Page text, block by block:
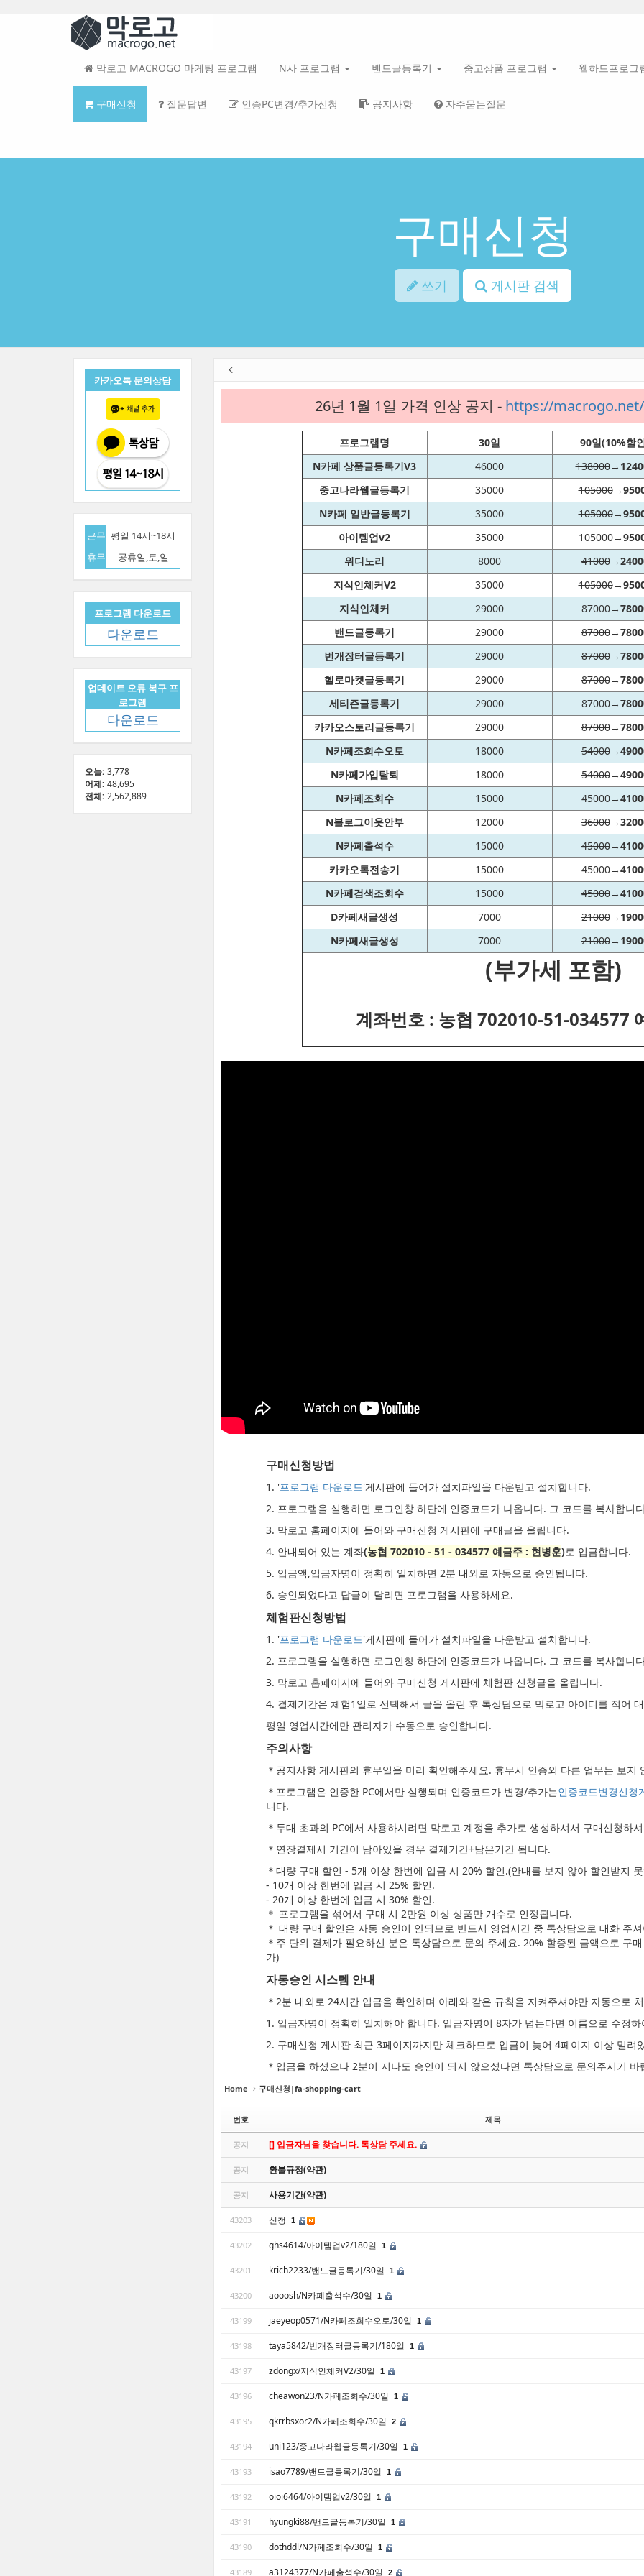
메
뉴
토
막로고 MACROGO 마케팅 프로그램 N사 프로그램 밴드글등록기 중고상품 프로그램 웹하드프로그
구매신청 질문답변 인증PC변경/추가신청 공지사항 자주묻는질문
구매신청
쓰기 게시판 검색
26년 1월 1일 가격 인상 공지 - https://
프로그램명 30일
90일(10%할
N카페 상품글등록기V3
46000 138000→
중고나라웹글등록기
35000 105000→
N카페 일반글등록기
35000 105000→
아이템업v2
35000 105000→
위디노리
8000 41000→
지식인체커V2
35000 105000→
지식인체커
29000 87000→
밴드글등록기
29000 87000→
번개장터글등록기
29000 87000→
헬로마켓글등록기
29000 87000→
세티즌글등록기
29000 87000→
카카오스토리글등록기
29000 87000→
N카페조회수오토
18000 54000→
N카페가입탈퇴
18000 54000→
N카페조회수
15000 45000→
N블로그이웃안부
12000 36000→
N카페출석수
15000 45000→
카카오톡전송기
15000 45000→
N카페검색조회수
15000 45000→
D카페새글생성
7000 21000→
N카페새글생성
7000 21000→
(부가세 포함)
계좌번호 : 농협 702010-51-034577
구매신청방법
1. '프로그램 다운로드'게시판에 들어가 설치파일을 다운받고 설치합니다.
2. 프로그램을 실행하면 로그인창 하단에 인증코드가 나옵니다. 그 코드를 복사합니
3. 막로고 홈페이지에 들어와 구매신청 게시판에 구매글을 올립니다.
4. 안내되어 있는 계좌(농협 702010 - 51 - 034577 예금주 : 현병훈)로 입금합니다.
5. 입금액,입금자명이 정확히 일치하면 2분 내외로 자동으로 승인됩니다.
6. 승인되었다고 답글이 달리면 프로그램을 사용하세요.
체험판신청방법
1. '프로그램 다운로드'게시판에 들어가 설치파일을 다운받고 설치합니다.
2. 프로그램을 실행하면 로그인창 하단에 인증코드가 나옵니다. 그 코드를 복사합니
3. 막로고 홈페이지에 들어와 구매신청 게시판에 체험판 신청글을 올립니다.
4. 결제기간은 체험1일로 선택해서 글을 올린 후 톡상담으로 막로고 아이디를 적어
평일 영업시간에만 관리자가 수동으로 승인합니다.
주의사항
＊공지사항 게시판의 휴무일을 미리 확인해주세요. 휴무시 인증외 다른 업무는 보지
＊프로그램은 인증한 PC에서만 실행되며 인증코드가 변경/추가는인증코드변경신청
니다.
＊두대 초과의 PC에서 사용하시려면 막로고 계정을 추가로 생성하셔서 구매신청하
＊연장결제시 기간이 남아있을 경우 결제기간+남은기간 됩니다.
＊대량 구매 할인 - 5개 이상 한번에 입금 시 20% 할인.(안내를 보지 않아 할인받지
- 10개 이상 한번에 입금 시 25% 할인.
- 20개 이상 한번에 입금 시 30% 할인.
＊ 프로그램을 섞어서 구매 시 2만원 이상 상품만 개수로 인정됩니다.
＊ 대량 구매 할인은 자동 승인이 안되므로 반드시 영업시간 중 톡상담으로 대화 주
＊주 단위 결제가 필요하신 분은 톡상담으로 문의 주세요. 20% 할증된 금액으로 구
가)
자동승인 시스템 안내
＊2분 내외로 24시간 입금을 확인하며 아래와 같은 규칙을 지켜주셔야만 자동으로
1. 입금자명이 정확히 일치해야 합니다. 입금자명이 8자가 넘는다면 이름으로 수정
2. 구매신청 게시판 최근 3페이지까지만 체크하므로 입금이 늦어 4페이지 이상 밀려
＊입금을 하셨으나 2분이 지나도 승인이 되지 않으셨다면 톡상담으로 문의주시기
Home 구매신청|fa-shopping-cart
번호 제목
공지 [] 입금자님을 찾습니다. 톡상담 주세요.
공지 환불규정(약관)
공지 사용기간(약관)
43203 신청 1
43202 ghs4614/아이템업v2/180일 1
43201 krich2233/밴드글등록기/30일 1
43200 aooosh/N카페출석수/30일 1
43199 jaeyeop0571/N카페조회수오토/30일 1
43198 taya5842/번개장터글등록기/180일 1
43197 zdongx/지식인체커V2/30일 1
43196 cheawon23/N카페조회수/30일 1
43195 qkrrbsxor2/N카페조회수/30일 2
43194 uni123/중고나라웹글등록기/30일 1
43193 isao7789/밴드글등록기/30일 1
43192 oioi6464/아이템업v2/30일 1
43191 hyungki88/밴드글등록기/30일 1
43190 dothddl/N카페조회수/30일 1
43189 a3124377/N카페출석수/30일 2
카카오톡 문의상담
근무 평일 14시~18시
휴무
공휴일,토,일
프로그램 다운로드
다운로드
업데이트 오류 복구 프
로그램
다운로드
오늘: 3,778
어제: 48,695
전체: 2,562,889